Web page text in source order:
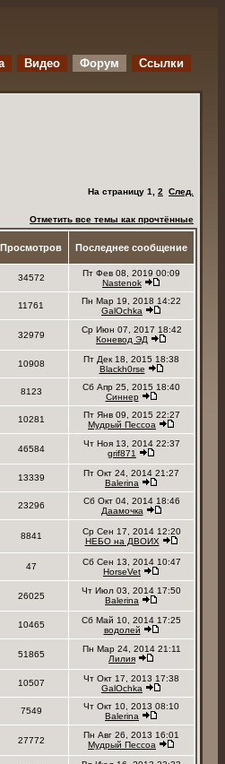
Видео Форум Ссылки
На страницу 1 2 След.
Отметить все темы как прочтённые
Просмотров Последнее сообщение
34572
Пт Фев 08, 2019 00:09
Nastenok
11761
Пн Мар 19, 2018 14:22
GalOchka
32979
Ср Июн 07, 2017 18:42
Коневод ЭД
10908
Пт Дек 18, 2015 18:38
Blackh0rse
8123
Сб Апр 25, 2015 18:40
Синнер
10281
Пт Янв 09, 2015 22:27
Мудрый Пессоа
46584
Чт Ноя 13, 2014 22:37
grif871
13339
Пт Окт 24, 2014 21:27
Balerina
23296
Сб Окт 04, 2014 18:46
Даамочка
8841
Ср Сен 17, 2014 12:20
НЕБО на ДВОИХ
47
Сб Сен 13, 2014 10:47
HorseVet
26025
Чт Июл 03, 2014 17:50
Balerina
10465
Сб Май 10, 2014 17:25
водолей
51865
Пн Мар 24, 2014 21:11
Лилия
10507
Чт Окт 17, 2013 17:38
GalOchka
7549
Чт Окт 10, 2013 08:10
Balerina
27772
Пн Авг 26, 2013 16:01
Мудрый Пессоа